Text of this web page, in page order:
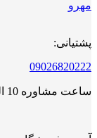
پشتیانی:
09026820222
ساعت مشاوره 10 الی 14 و 17 الی 21